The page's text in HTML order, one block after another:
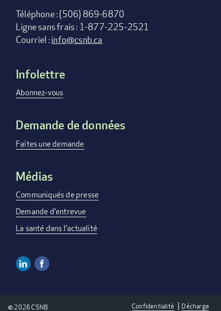
Téléphone : (506) 869-6870
Ligne sans frais : 1-877-225-2521
Courriel :info@csnb.ca
Footer
menu
Infolettre
Abonnez-vous
Demande de données
Faites une demande
Médias
Communiqués de presse
Demande d'entrevue
La santé dans l'actualité
Media
Linkedin
Confidentialité Décharge
© 2026 CSNB